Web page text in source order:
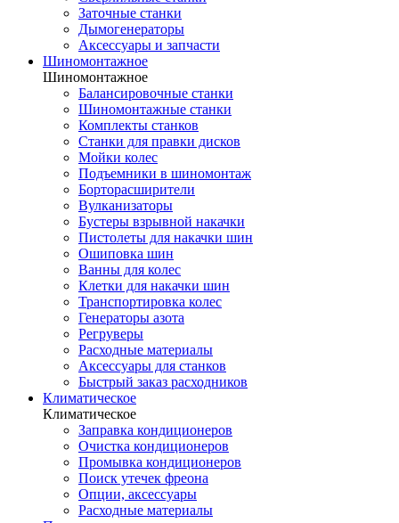
Заточные станки
Дымогенераторы
Аксессуары и запчасти
Шиномонтажное
Шиномонтажное
Балансировочные станки
Шиномонтажные станки
Комплекты станков
Станки для правки дисков
Мойки колес
Подъемники в шиномонтаж
Борторасширители
Вулканизаторы
Бустеры взрывной накачки
Пистолеты для накачки шин
Ошиповка шин
Ванны для колес
Клетки для накачки шин
Транспортировка колес
Генераторы азота
Регруверы
Расходные материалы
Аксессуары для станков
Быстрый заказ расходников
Климатическое
Климатическое
Заправка кондиционеров
Очистка кондиционеров
Промывка кондиционеров
Поиск утечек фреона
Опции, аксессуары
Расходные материалы